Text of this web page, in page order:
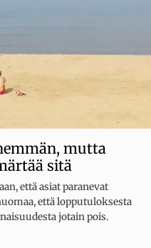
mutta
sitä
että asiat paranevat
että lopputuloksesta
jotain pois.